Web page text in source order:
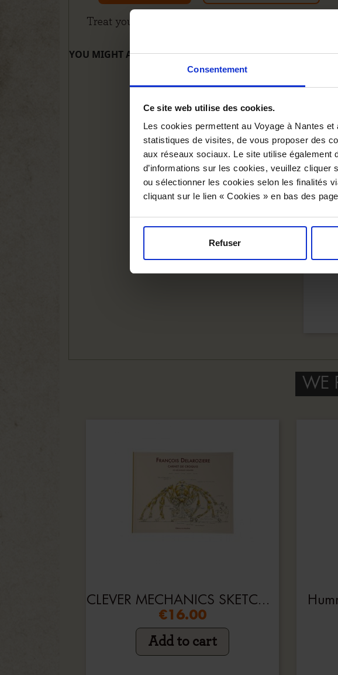
Consentement
Ce site web utilise des cookies.
Les cookies permettent au Voyage à Nantes
statistiques de visites, de vous proposer des
aux réseaux sociaux. Le site utilise également
d’informations sur les cookies, veuillez
ou sélectionner les cookies selon les finalités
cliquant sur le lien « Cookies » en bas des
Refuser
Treat yourself with one of our new magnet with
YOU MIGHT ALSO LIKE
WE
CLEVER MECHANICS SKETCHBOOK
€16.00
Add to cart